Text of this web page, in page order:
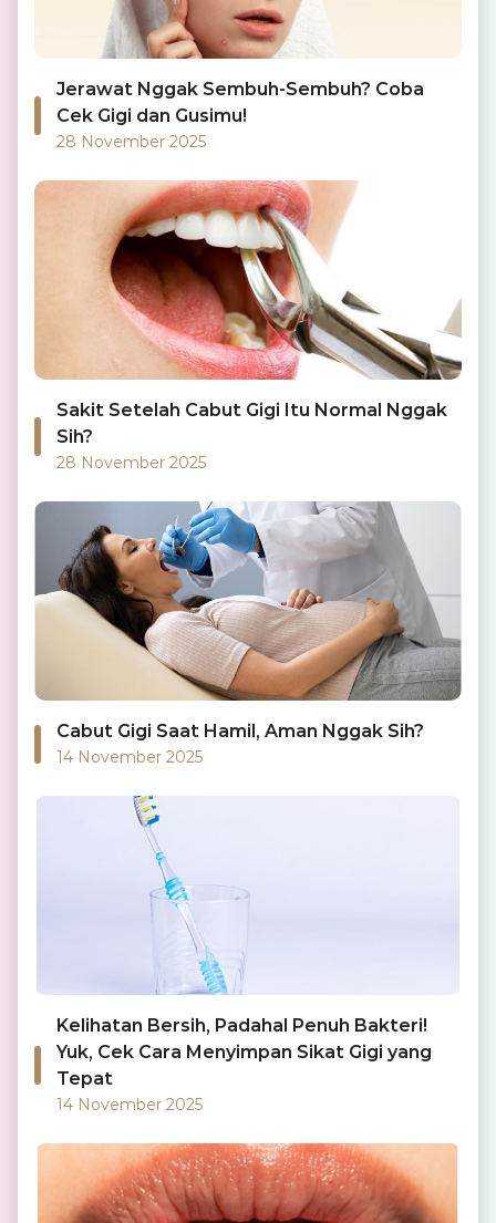
Jerawat Nggak Sembuh-Sembuh? Coba
Cek Gigi dan Gusimu!
28 November 2025
Sakit Setelah Cabut Gigi Itu Normal Nggak
Sih?
28 November 2025
Cabut Gigi Saat Hamil, Aman Nggak Sih?
14 November 2025
Kelihatan Bersih, Padahal Penuh Bakteri!
Yuk, Cek Cara Menyimpan Sikat Gigi yang
Tepat
14 November 2025